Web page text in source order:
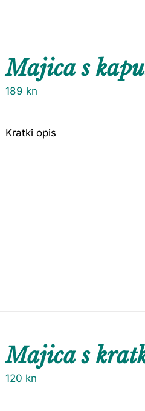
Majica s
189 kn
Kratki opis
Majica s
120 kn